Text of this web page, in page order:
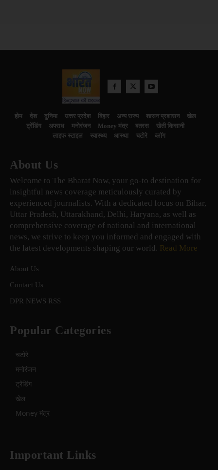
होम देश दुनिया उत्तर प्रदेश बिहार अन्य राज्य शासन प्रशासन
खेल
ट्रेंडिंग
अपराध मनोरंजन Money मंत्र बतरस
खेती किसानी
लाइफ स्टाइल
स्वास्थ्य आस्था चटोरे ब्लॉग
About Us
Welcome to The Bharat Now, your go-to destination for
insightful news coverage meticulously curated by
experienced journalists. With a dedicated focus on Bihar,
Uttar Pradesh, Uttarakhand, Delhi, Haryana, as well as
comprehensive coverage of national and international
news, we strive to keep you informed and engaged with
the latest developments shaping our world. Read More
About Us
Contact Us
DPR NEWS RSS
Popular Categories
चटोरे
मनोरंजन
ट्रेंडिंग
खेल
Money मंत्र
Important Links